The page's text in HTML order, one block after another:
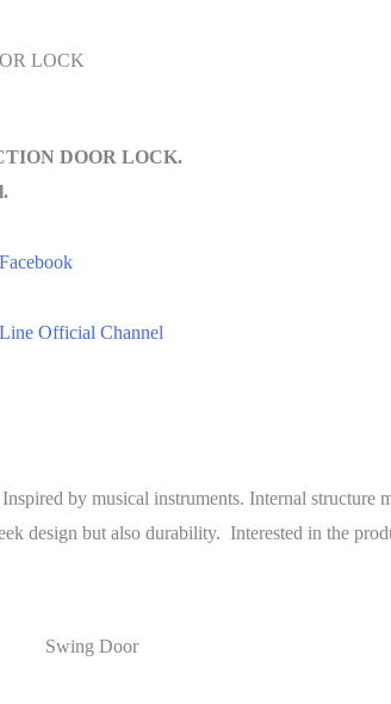
LOCK
DOOR LOCK.
by musical instruments. Internal structure
design but also durability. Interested in the
Swing Door